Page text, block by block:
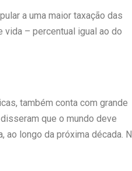
a uma maior taxação das
– percentual igual ao do
também conta com grande
que o mundo deve
longo da próxima década.